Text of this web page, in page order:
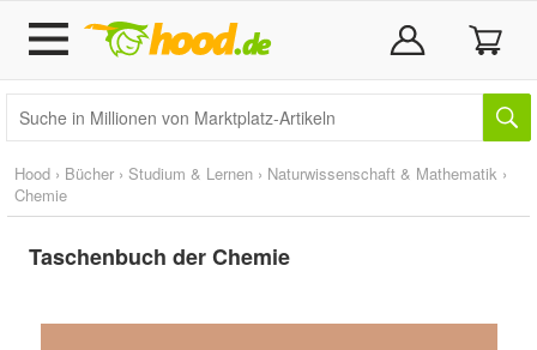
Hood › Bücher › Studium & Lernen › Naturwissenschaft & Mathematik ›
Chemie
Taschenbuch der Chemie